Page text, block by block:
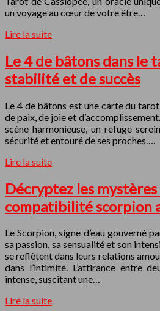
un voyage au cœur de votre être…
Lire la suite
Le 4 de bâtons dans le
stabilité et de succès
Le 4 de bâtons est une carte du
de paix, de joie et
scène harmonieuse, un refuge
sécurité et entouré de ses proches….
Lire la suite
Décryptez les mystères
compatibilité scorpion
Le Scorpion, signe d’eau gouverné
sa passion, sa sensualité et son
se reflètent dans leurs relations
dans l’intimité. L’attirance entre
intense, suscitant une…
Lire la suite